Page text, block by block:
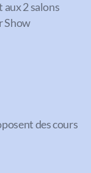
2 salons
Show
des cours